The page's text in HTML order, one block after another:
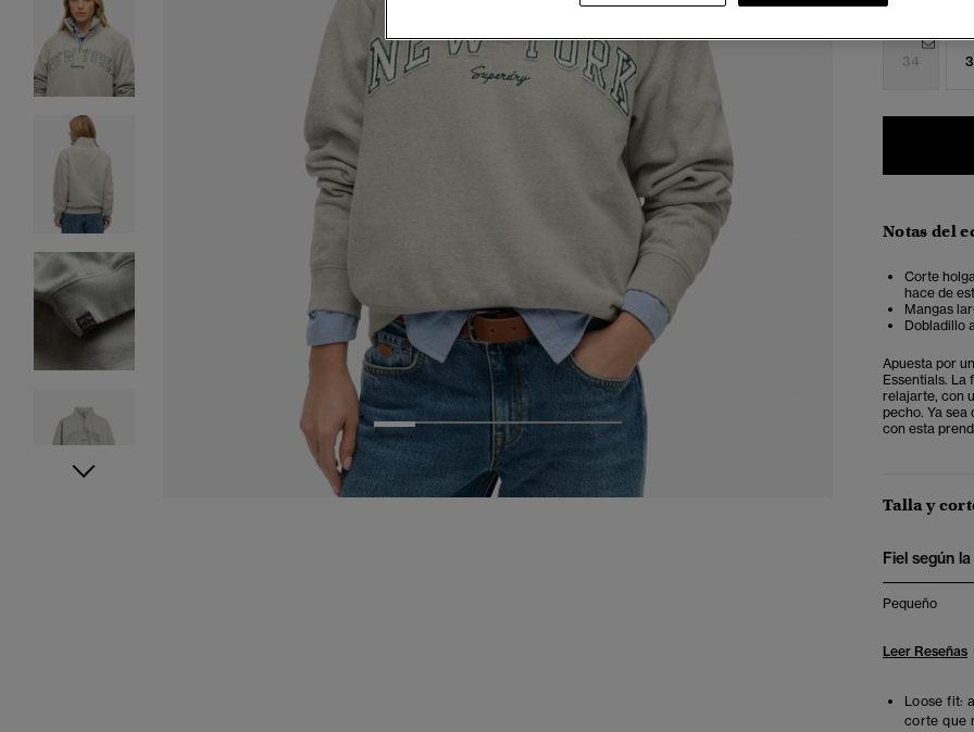
1 4
34
Notas del
Corte
hace de
Mangas
Dobladillo
Apuesta por
Essentials. La
relajarte, con
pecho. Ya sea
con esta
Talla y
Fiel según
Pequeño
Leer Reseñas
Loose fit:
corte que